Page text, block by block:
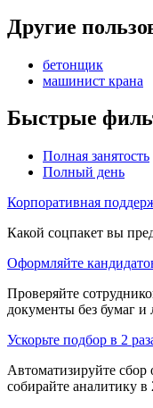
Другие
бетонщик
машинист крана
Быстрые
Полная занятость
Полный день
Корпоративная
Какой соцпакет вы
Оформляйте
Проверяйте
документы без бумаг и
Ускорьте подбор в 2
Автоматизируйте сбор
собирайте аналитику в